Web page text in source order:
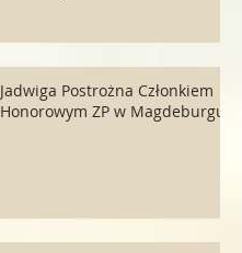
Jadwiga Postrożna Członkiem
Honorowym ZP w Magdeburgu